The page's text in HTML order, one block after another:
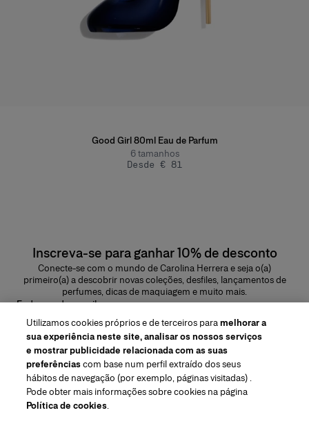
Good Girl 80ml Eau de Parfum
6 tamanhos
Desde € 81
Inscreva-se para ganhar 10% de desconto
Conecte-se com o mundo de Carolina Herrera e seja o(a)
primeiro(a) a descobrir novas coleções, desfiles, lançamentos de
perfumes, dicas de maquiagem e muito mais.
Endereço de e-mail
Região/Idioma
Utilizamos cookies próprios e de terceiros paramelhorar a
sua experiência neste site, analisar os nossos serviços
e mostrar publicidade relacionada com as suas
preferênciascom base num perfil extraído dos seus
hábitos de navegação (por exemplo, páginas visitadas) .
Pode obter mais informações sobre cookies na página
Política de cookies.